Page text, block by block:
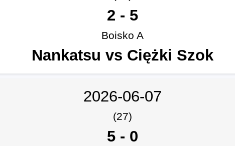
2 - 5
Boisko A
Nankatsu vs Ciężki Szok
2026-06-07
(27)
5 - 0